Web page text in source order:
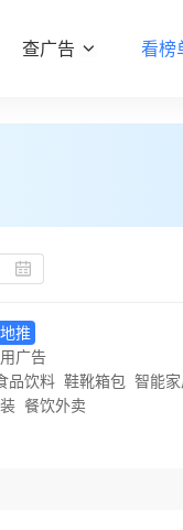
查广告 看榜
推
广告
品饮料 鞋靴箱包 智能
餐饮外卖